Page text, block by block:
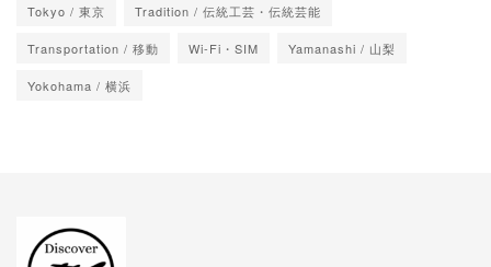
Tokyo / 東京 Tradition / 伝統工芸・伝統芸能
Transportation / 移動 Wi-Fi・SIM Yamanashi / 山梨
Yokohama / 横浜